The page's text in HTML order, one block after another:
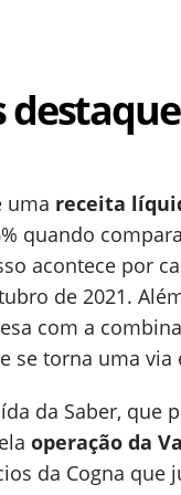
uma receita
quando
acontece por
de 2021.
com a
se torna uma
da Saber, que
operação da
da Cogna que